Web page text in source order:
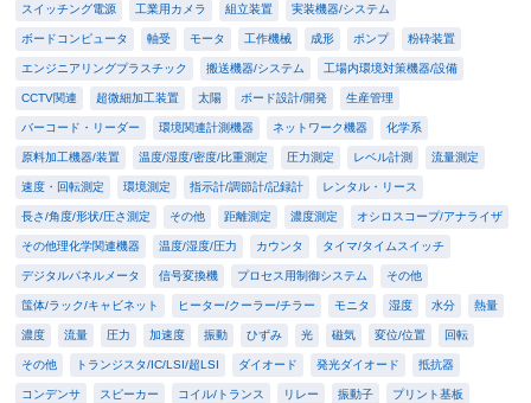
スイッチング電源 工業用カメラ 組立装置 実装機器/システム
ボードコンピュータ 軸受 モータ 工作機械 成形 ポンプ 粉砕装置
エンジニアリングプラスチック 搬送機器/システム 工場内環境対策機器/設備
CCTV関連 超微細加工装置 太陽 ボード設計/開発 生産管理
バーコード・リーダー 環境関連計測機器 ネットワーク機器 化学系
原料加工機器/装置 温度/湿度/密度/比重測定 圧力測定 レベル計測 流量測定
速度・回転測定 環境測定 指示計/調節計/記録計 レンタル・リース
長さ/角度/形状/圧さ測定 その他 距離測定 濃度測定 オシロスコープ/アナライザ
その他理化学関連機器 温度/湿度/圧力 カウンタ タイマ/タイムスイッチ
デジタルパネルメータ 信号変換機 プロセス用制御システム その他
筺体/ラック/キャビネット ヒーター/クーラー/チラー モニタ 湿度 水分 熱量
濃度 流量 圧力 加速度 振動 ひずみ 光 磁気 変位/位置 回転
その他 トランジスタ/IC/LSI/超LSI ダイオード 発光ダイオード 抵抗器
コンデンサ スピーカー コイル/トランス リレー 振動子 プリント基板